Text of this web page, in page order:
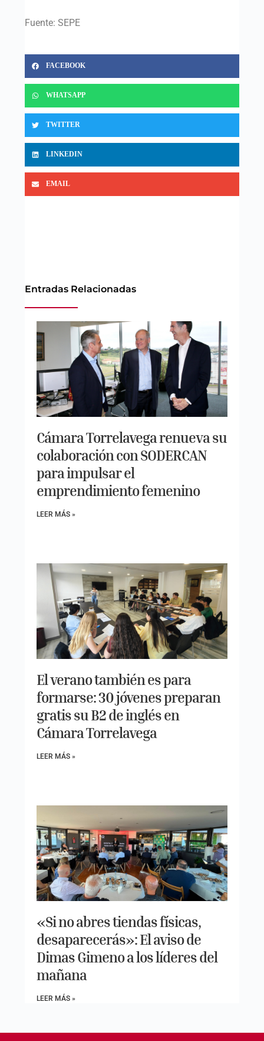
Fuente: SEPE
FACEBOOK
WHATSAPP
TWITTER
LINKEDIN
EMAIL
Entradas Relacionadas
Cámara Torrelavega renueva su
colaboración con SODERCAN
para impulsar el
emprendimiento femenino
LEER MÁS »
El verano también es para
formarse: 30 jóvenes preparan
gratis su B2 de inglés en
Cámara Torrelavega
LEER MÁS »
«Si no abres tiendas físicas,
desaparecerás»: El aviso de
Dimas Gimeno a los líderes del
mañana
LEER MÁS »